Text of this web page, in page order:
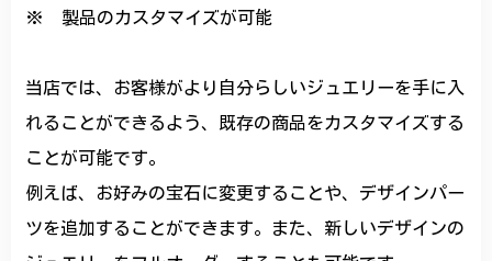
※ 製品のカスタマイズが可能
当店では、お客様がより自分らしいジュエリーを手に入
れることができるよう、既存の商品をカスタマイズする
ことが可能です。
例えば、お好みの宝石に変更することや、デザインパー
ツを追加することができます。また、新しいデザインの